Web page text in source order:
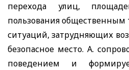
перехода улиц,
пользования общественным
ситуаций, затрудняющих
безопасное место. А.
поведением и